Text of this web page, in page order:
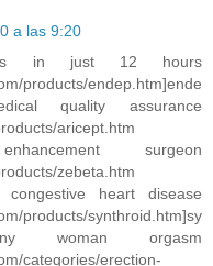
a las 9:20
in just 12 hours
products/endep.htm]ende
quality assurance
aricept.htm
surgeon
zebeta.htm
heart disease
products/synthroid.htm]sy
woman orgasm
categories/erection-